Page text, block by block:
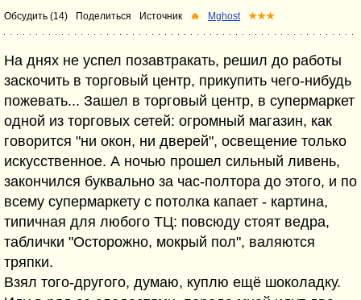
Обсудить (14) Поделиться Источник 🔥 Mghost ★★★
На днях не успел позавтракать, решил до работы
заскочить в торговый центр, прикупить чего-нибудь
пожевать... Зашел в торговый центр, в супермаркет
одной из торговых сетей: огромный магазин, как
говорится "ни окон, ни дверей", освещение только
искусственное. А ночью прошел сильный ливень,
закончился буквально за час-полтора до этого, и по
всему супермаркету с потолка капает - картина,
типичная для любого ТЦ: повсюду стоят ведра,
таблички "Осторожно, мокрый пол", валяются
тряпки.
Взял того-другого, думаю, куплю ещё шоколадку.